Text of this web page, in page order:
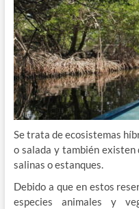
Se trata de ecosistemas
o salada y también
salinas o estanques.
Debido a que en estos
especies animales y